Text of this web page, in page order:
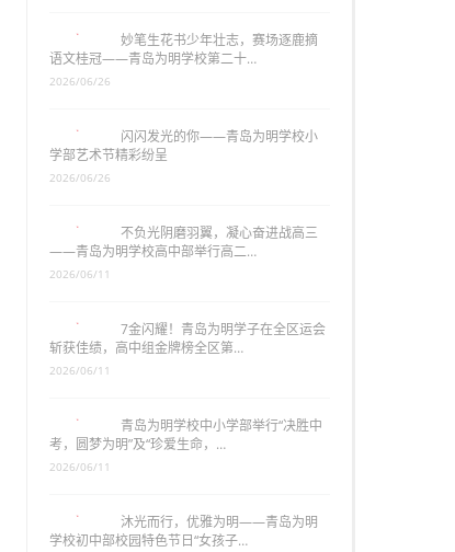
妙笔生花书少年壮志，赛场逐鹿摘
语文桂冠——青岛为明学校第二十…
闪闪发光的你——青岛为明学校小
学部艺术节精彩纷呈
不负光阴磨羽翼，凝心奋进战高三
——青岛为明学校高中部举行高二…
7金闪耀！青岛为明学子在全区运会
斩获佳绩，高中组金牌榜全区第…
青岛为明学校中小学部举行“决胜中
考，圆梦为明”及“珍爱生命，…
沐光而行，优雅为明——青岛为明
学校初中部校园特色节日“女孩子…